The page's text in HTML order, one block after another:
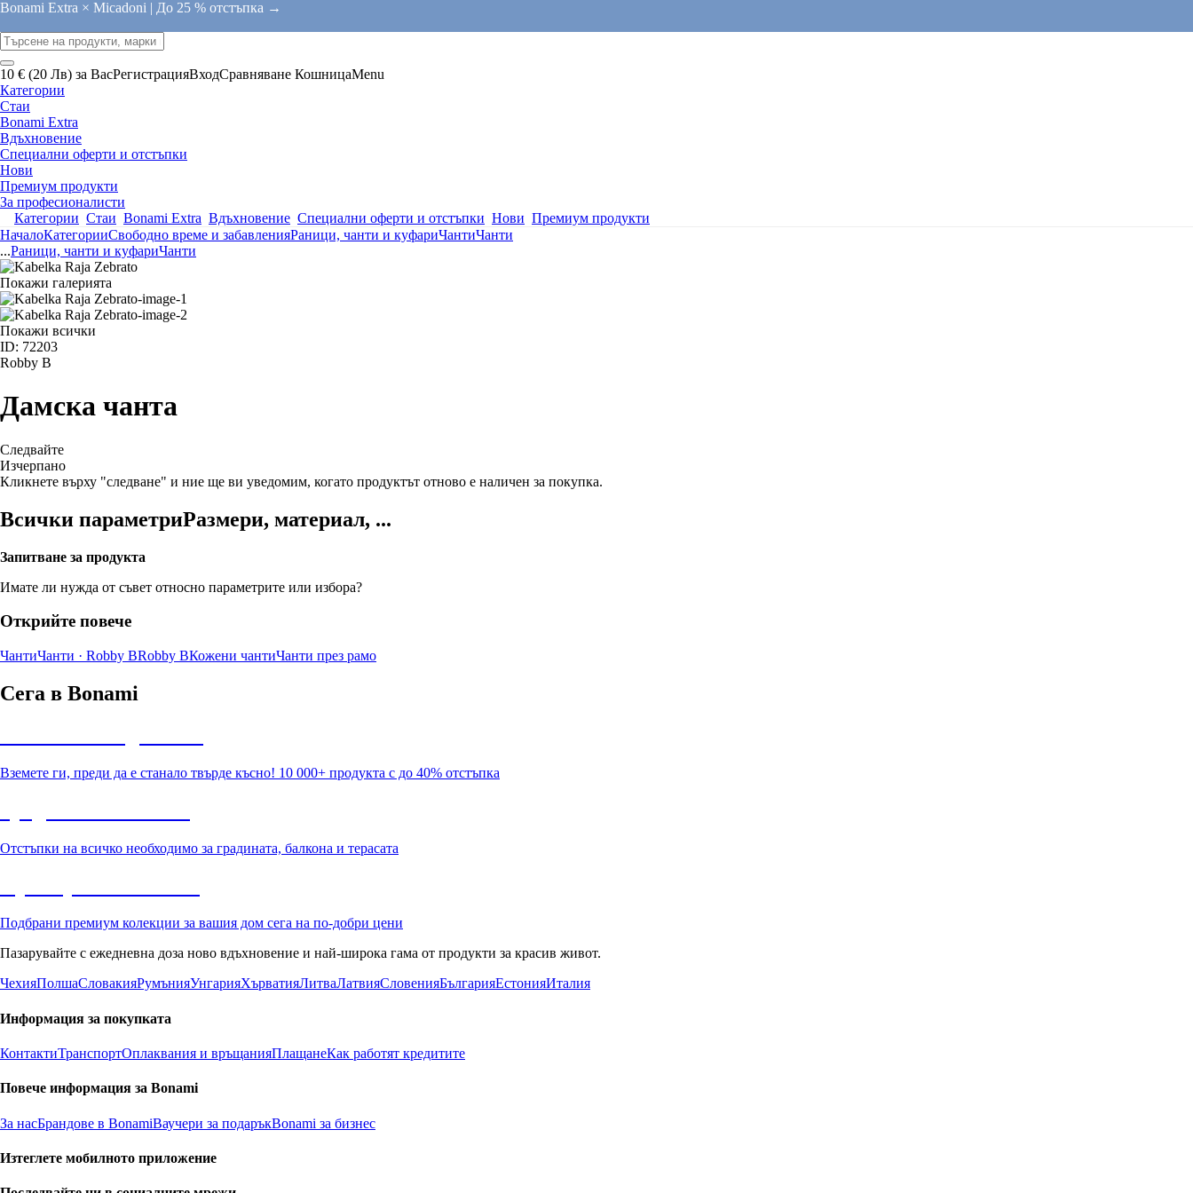
Bonami Extra × Micadoni | До 25 % отстъпка →
10 € (20 Лв) за ВасРегистрацияВходСравняване КошницаMenu
Категории
Стаи
Bonami Extra
Вдъхновение
Специални оферти и отстъпки
Нови
Премиум продукти
За професионалисти
Категории Стаи Bonami Extra Вдъхновение Специални оферти и отстъпки Нови Премиум продукти
НачалоКатегорииСвободно време и забавленияРаници, чанти и куфариЧантиЧанти
...Раници, чанти и куфариЧанти
Покажи галерията
Покажи всички
ID: 72203
Robby B
Дамска чанта
Следвайте
Изчерпанo
Кликнете върху "следване" и ние ще ви уведомим, когато продуктът отново е наличен за покупка.
Всички параметриРазмери, материал, ...
Запитване за продукта
Имате ли нужда от съвет относно параметрите или избора?
Открийте повече
ЧантиЧанти · Robby BRobby BКожени чантиЧанти през рамо
Сега в Bonami
Вземете ги, преди да е станало твърде късно! 10 000+ продукта с до 40% отстъпка
Отстъпки на всичко необходимо за градината, балкона и терасата
Подбрани премиум колекции за вашия дом сега на по-добри цени
Пазарувайте с ежедневна доза ново вдъхновение и най-широка гама от продукти за красив живот.
ЧехияПолшаСловакияРумънияУнгарияХърватияЛитваЛатвияСловенияБългарияЕстонияИталия
Информация за покупката
КонтактиТранспортОплаквания и връщанияПлащанеКак работят кредитите
Повече информация за Bonami
За насБрандове в BonamiВаучери за подаръкBonami за бизнес
Изтеглете мобилното приложение